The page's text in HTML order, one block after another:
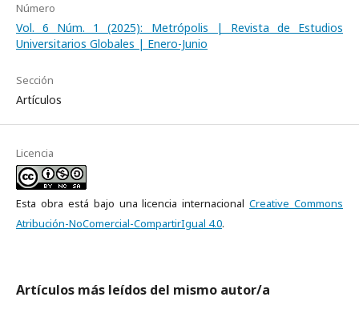
Número
Vol. 6 Núm. 1 (2025): Metrópolis | Revista de Estudios
Universitarios Globales | Enero-Junio
Sección
Artículos
Licencia
Esta obra está bajo una licencia internacionalCreative Commons
Atribución-NoComercial-CompartirIgual 4.0.
Artículos más leídos del mismo autor/a